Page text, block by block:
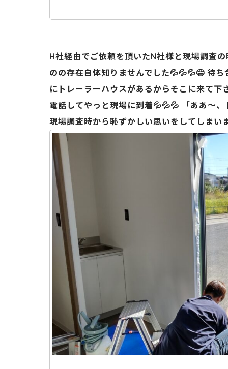
H社経由でご依頼を頂いたN社様と現場調査
のの存在自体知りませんでした💦💦💦😅 待
にトレーラーハウスがあるからそこに来て
電話してやっと現場に到着💦💦💦 「ああ～
現場調査時から恥ずかしい思いをしてしまい